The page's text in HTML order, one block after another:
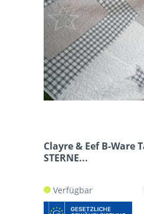
Clayre & Eef B-Ware
STERNE...
Verfügbar